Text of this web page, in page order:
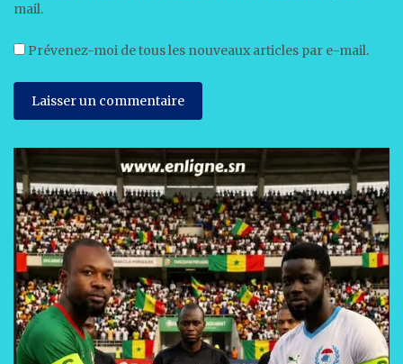
mail.
Prévenez-moi de tous les nouveaux articles par e-mail.